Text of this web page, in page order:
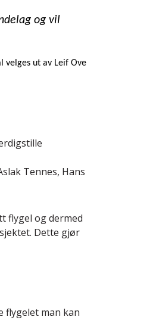
og vil
velges ut av Leif Ove
Tennes, Hans
flygel og dermed
Dette gjør
flygelet man kan